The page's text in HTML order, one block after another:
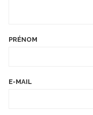
PRÉNOM
E-MAIL